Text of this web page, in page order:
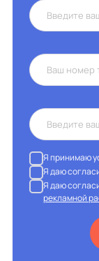
Я принимаю
Я даю
Я даю
рекламной